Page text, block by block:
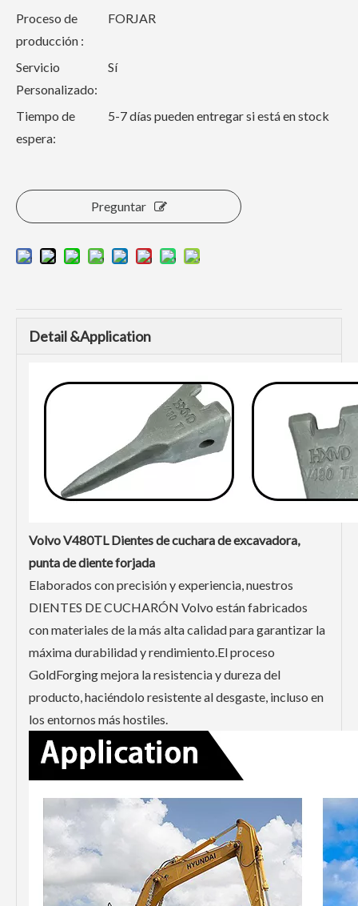
Proceso de
producción :
FORJAR
Servicio
Personalizado:
Sí
Tiempo de
espera:
5-7 días pueden entregar si está en stock
Preguntar
Detail &Application
Volvo V480TLDientes de cuchara de excavadora,
punta de diente forjada
Elaborados con precisión y experiencia, nuestros
DIENTES DE CUCHARÓN Volvo están fabricados
con materiales de la más alta calidad para garantizar la
máxima durabilidad y rendimiento.El proceso
GoldForging mejora la resistencia y dureza del
producto, haciéndolo resistente al desgaste, incluso en
los entornos más hostiles.